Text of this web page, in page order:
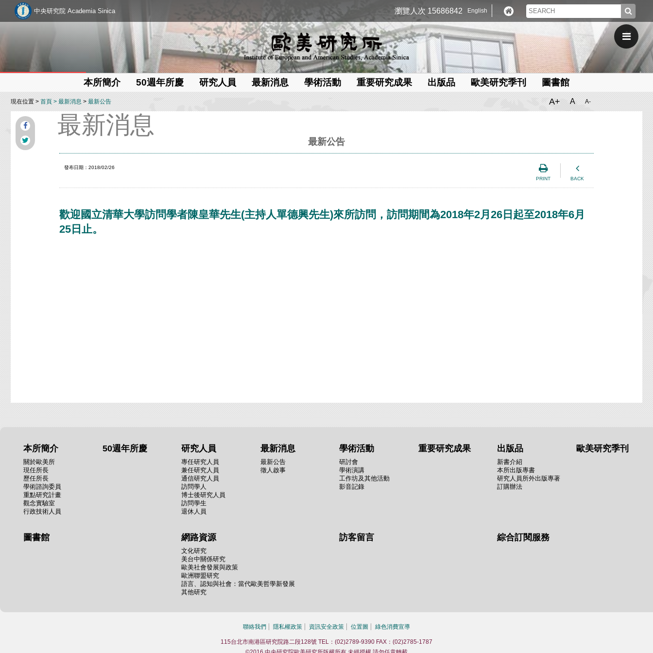
中央研究院 Academia Sinica 瀏覽人次 15686842 English
本所簡介 50週年所慶 研究人員 最新消息 學術活動 重要研究成果 出版品 歐美研究季刊 圖書館
現在位置 >首頁 >最新消息>最新公告 A+ A A-
最新消息
最新公告
PRINT BACK
發布日期：2018/02/26
歡迎國立清華大學訪問學者陳皇華先生(主持人單德興先生)來所訪問，訪問期間為2018年2月26日起至2018年6月
25日止。
本所簡介
關於歐美所
現任所長
歷任所長
學術諮詢委員
重點研究計畫
觀念實驗室
行政技術人員
50週年所慶 研究人員
專任研究人員
兼任研究人員
通信研究人員
訪問學人
博士後研究人員
訪問學生
退休人員
最新消息
最新公告
徵人啟事
學術活動
研討會
學術演講
工作坊及其他活動
影音記錄
重要研究成果 出版品
新書介紹
本所出版專書
研究人員所外出版專著
訂購辦法
歐美研究季刊
圖書館 網路資源
文化研究
美台中關係研究
歐美社會發展與政策
歐洲聯盟研究
語言、認知與社會：當代歐美哲學新發展
其他研究
訪客留言 綜合訂閱服務
聯絡我們 隱私權政策 資訊安全政策 位置圖 綠色消費宣導
115台北市南港區研究院路二段128號 TEL：(02)2789-9390 FAX：(02)2785-1787